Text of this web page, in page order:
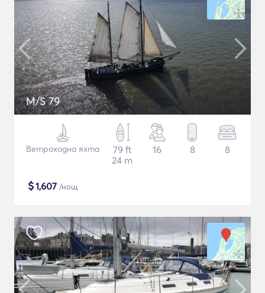
M/S 79
Ветроходна яхта
79 ft
24 m
16 8 8
$1,607 /нощ